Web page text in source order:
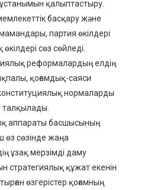
қалыптастыру.
басқару және
партия өкілдері
сөз сөйледі.
реформалардың елдің
қоғамдық-саяси
нормаларды
талқылады.
аппараты басшысының
өз сөзінде жаңа
ұзақ мерзімді даму
стратегиялық құжат екенін
өзгерістер қоғамның